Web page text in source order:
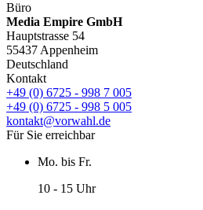
Büro
Media Empire GmbH
Hauptstrasse 54
55437 Appenheim
Deutschland
Kontakt
+49 (0) 6725 - 998 7 005
+49 (0) 6725 - 998 5 005
kontakt@vorwahl.de
Für Sie erreichbar
Mo. bis Fr.
10 - 15 Uhr